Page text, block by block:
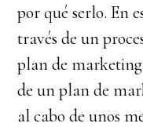
por qué serlo. En
través de un
plan de
de un plan de
al cabo de unos